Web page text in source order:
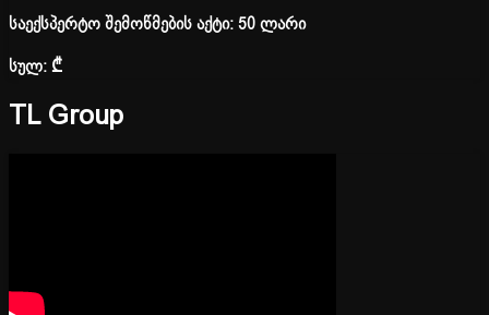
საექსპერტო შემოწმების აქტი: 50 ლარი
სულ:₾
TL Group